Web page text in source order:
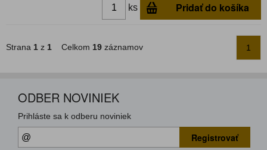
ks Pridať do košíka
Strana 1 z 1 Celkom 19 záznamov 1
ODBER NOVINIEK
Prihláste sa k odberu noviniek
Registrovať